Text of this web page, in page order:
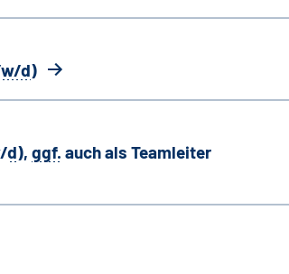
d)
/d), ggf. auch als Teamleiter